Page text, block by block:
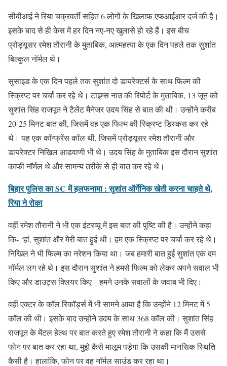
सीबीआई ने रिया चक्रवर्ती सहित 6 लोगों के खिलाफ एफआईआर दर्ज की है।
इसके बाद से ही केस में हर दिन नए-नए खुलासे हो रहे हैं। इस बीच
प्रोड्यूसर रमेश तौरानी के मुताबिक, आत्महत्या के एक दिन पहले तक सुशांत
बिल्कुल नॉर्मल थे।
सुसाइड के एक दिन पहले तक सुशांत दो डायरेक्टर्स के साथ फिल्म की
स्क्रिप्ट पर चर्चा कर रहे थे। टाइम्स नाउ की रिपोर्ट के मुताबिक, 13 जून को
सुशांत सिंह राजपूत ने टैलेंट मैनेजर उदय सिंह से बात की थी। उन्होंने करीब
20-25 मिनट बात की, जिसमें वह एक फिल्म की स्क्रिप्ट डिस्कस कर रहे
थे। यह एक कॉन्फ्रेंस कॉल थी, जिसमें प्रोड्यूसर रमेश तौरानी और
डायरेक्टर निखिल आडवाणी भी थे। उदय सिंह के मुताबिक इस दौरान सुशांत
काफी नॉर्मल थे और सामन्य तरीके से ही बात कर रहे थे।
बिहार पुलिस का SC में हलफनामा : सुशांत ऑर्गेनिक खेती करना चाहते थे,
रिया ने रोका
वहीं रमेश तौरानी ने भी एक इंटरव्यू में इस बात की पुष्टि की है। उन्होंने कहा
कि- ‘हां, सुशांत और मेरी बात हुई थी। हम एक स्क्रिप्ट पर चर्चा कर रहे थे।
निखिल ने भी फिल्म का नरेशन किया था। जब हमारी बात हुई सुशांत एक दम
नॉर्मल लग रहे थे। इस दौरान सुशांत ने हमसे फिल्म को लेकर अपने सवाल भी
किए और डाउट्स क्लियर किए। हमने उनके सवालों के जवाब भी दिए।
वहीं एक्टर के कॉल रिकॉर्ड्स में भी सामने आया है कि उन्होंने 12 मिनट में 5
कॉल की थी। इसके बाद उन्होंने उदय के साथ 368 कॉल की। सुशांत सिंह
राजपूत के मेंटल हेल्थ पर बात करते हुए रमेश तौरानी ने कहा कि मैं उससे
फोन पर बात कर रहा था, मुझे कैसे मालूम पड़ेगा कि उसकी मानसिक स्थिति
कैसी है। हालांकि, फोन पर वह नॉर्मल साउंड कर रहा था।